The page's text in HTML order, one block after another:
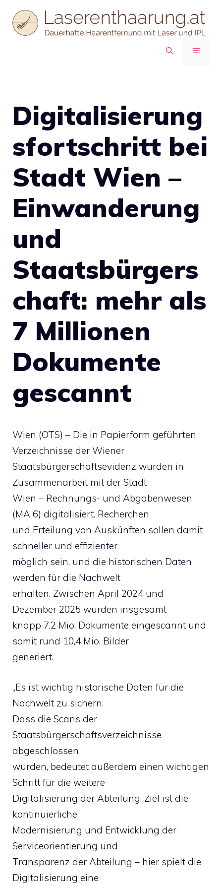
Inhalt
springen
MENÜ
Digitalisierung
sfortschritt bei
Stadt Wien –
Einwanderung
und
Staatsbürgers
chaft: mehr als
7 Millionen
Dokumente
gescannt
Wien (OTS) – Die in Papierform geführten
Verzeichnisse der Wiener
Staatsbürgerschaftsevidenz wurden in
Zusammenarbeit mit der Stadt
Wien – Rechnungs- und Abgabenwesen
(MA 6) digitalisiert. Recherchen
und Erteilung von Auskünften sollen damit
schneller und effizienter
möglich sein, und die historischen Daten
werden für die Nachwelt
erhalten. Zwischen April 2024 und
Dezember 2025 wurden insgesamt
knapp 7,2 Mio. Dokumente eingescannt und
somit rund 10,4 Mio. Bilder
generiert.
„Es ist wichtig historische Daten für die
Nachwelt zu sichern.
Dass die Scans der
Staatsbürgerschaftsverzeichnisse
abgeschlossen
wurden, bedeutet außerdem einen wichtigen
Schritt für die weitere
Digitalisierung der Abteilung. Ziel ist die
kontinuierliche
Modernisierung und Entwicklung der
Serviceorientierung und
Transparenz der Abteilung – hier spielt die
Digitalisierung eine